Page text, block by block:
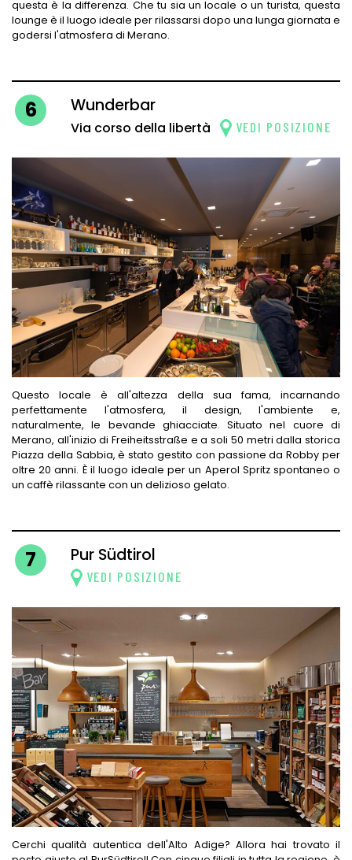
questa è la differenza. Che tu sia un locale o un turista, questa
lounge è il luogo ideale per rilassarsi dopo una lunga giornata e
godersi l'atmosfera di Merano.
6 Wunderbar
Via corso della libertà VEDI POSIZIONE
Questo locale è all'altezza della sua fama, incarnando
perfettamente l'atmosfera, il design, l'ambiente e,
naturalmente, le bevande ghiacciate. Situato nel cuore di
Merano, all'inizio di Freiheitsstraße e a soli 50 metri dalla storica
Piazza della Sabbia, è stato gestito con passione da Robby per
oltre 20 anni. È il luogo ideale per un Aperol Spritz spontaneo o
un caffè rilassante con un delizioso gelato.
7 Pur Südtirol
VEDI POSIZIONE
Cerchi qualità autentica dell'Alto Adige? Allora hai trovato il